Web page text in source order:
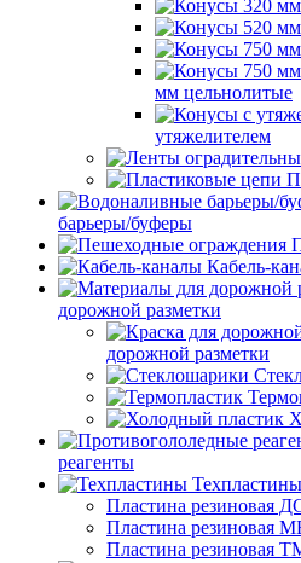
мм цельнолитые
утяжелителем
барьеры/буферы
Кабель-
дорожной разметки
дорожной разметки
реагенты
Техпластины
Пластина резиновая
Пластина резиновая
Пластина резиновая